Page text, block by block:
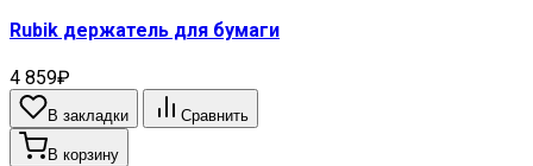
Rubik держатель для бумаги
4 859₽
В закладки Сравнить
В корзину